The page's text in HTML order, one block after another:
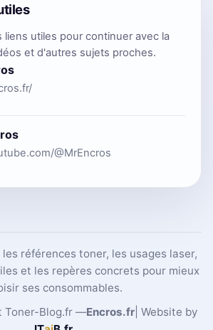
liens utiles pour continuer avec la
et d'autres sujets proches.
@MrEncros
références toner, les usages laser,
et les repères concrets pour mieux
ses consommables.
Toner-Blog.fr —Encros.fr| Website by